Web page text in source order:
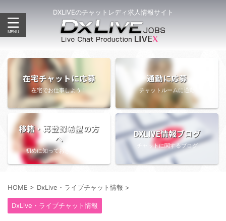
DXLIVEのチャットレディ求人情報サイト
在宅チャットに応募
在宅でお仕事しよう！
通勤に応募
チャットルームに通勤
移籍・再登録希望の方
へ
初めに知っておきたい情報
DXLIVE情報ブログ
チャットに関するブログ
HOME > DxLive・ライブチャット情報 >
DxLive・ライブチャット情報